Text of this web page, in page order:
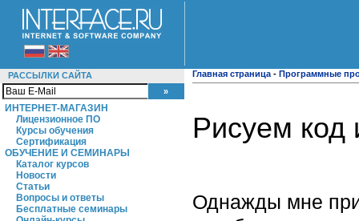
РАССЫЛКИ САЙТА
ИНТЕРНЕТ-МАГАЗИН
Лицензионное ПО
Курсы обучения
Сертификация
ОБУЧЕНИЕ И СЕМИНАРЫ
Каталог курсов
Новости
Статьи
Вопросы и ответы
Бесплатные семинары
Главная страница - Программные
Рисуем код
Однажды мне